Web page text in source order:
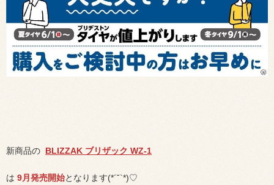
新商品の BLIZZAK ブリザック WZ-1
は 9月発売開始となります(*´˘`*)♡